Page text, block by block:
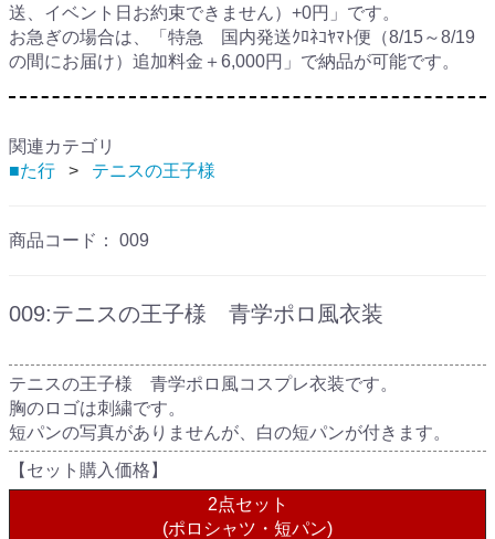
送、イベント日お約束できません）+0円」です。
お急ぎの場合は、「特急 国内発送ｸﾛﾈｺﾔﾏﾄ便（8/15～8/19
の間にお届け）追加料金＋6,000円」で納品が可能です。
関連カテゴリ
■た行
テニスの王子様
商品コード： 009
009:テニスの王子様 青学ポロ風衣装
テニスの王子様 青学ポロ風コスプレ衣装です。
胸のロゴは刺繍です。
短パンの写真がありませんが、白の短パンが付きます。
【セット購入価格】
2点セット
(ポロシャツ・短パン)